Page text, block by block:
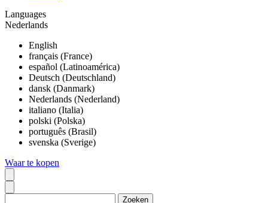
Languages
Nederlands
English
français (France)
español (Latinoamérica)
Deutsch (Deutschland)
dansk (Danmark)
Nederlands (Nederland)
italiano (Italia)
polski (Polska)
português (Brasil)
svenska (Sverige)
Waar te kopen